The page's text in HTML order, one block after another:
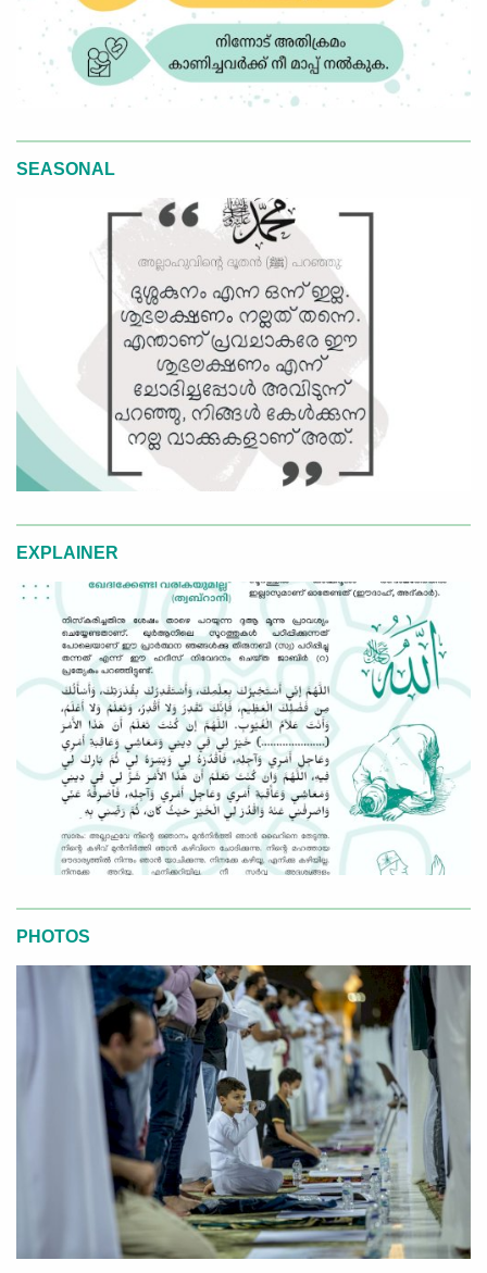
SEASONAL
EXPLAINER
PHOTOS